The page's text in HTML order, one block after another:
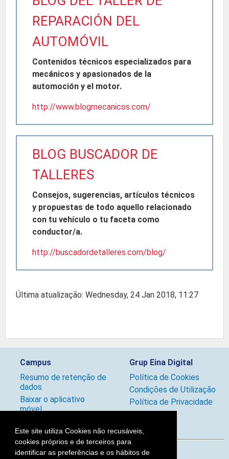
Este site utiliza Cookies não recusáveis,
cookies próprios e de terceiros para
identificar as preferências e os hábitos de
REPARACIÓN DEL
AUTOMÓVIL
Contenidos técnicos especializados para
mecánicos y apasionados de la
automoción y el motor.
http://www.blogmecanicos.com/
BLOG BUSCADOR DE
TALLERES
Consejos, sugerencias, artículos técnicos
y propuestas de todo aquello relacionado
con tu vehículo o tu faceta como
conductor/a.
http://buscadordetalleres.com/blog/
Última atualização: Wednesday, 24 Jan 2018, 11:27
Campus
Resumo de retenção de
dados
Baixar o aplicativo
móvel.
Grup Eina Digital
Política de Cookies
Condições de Utilização
Política de Privacidade
Siga-nos